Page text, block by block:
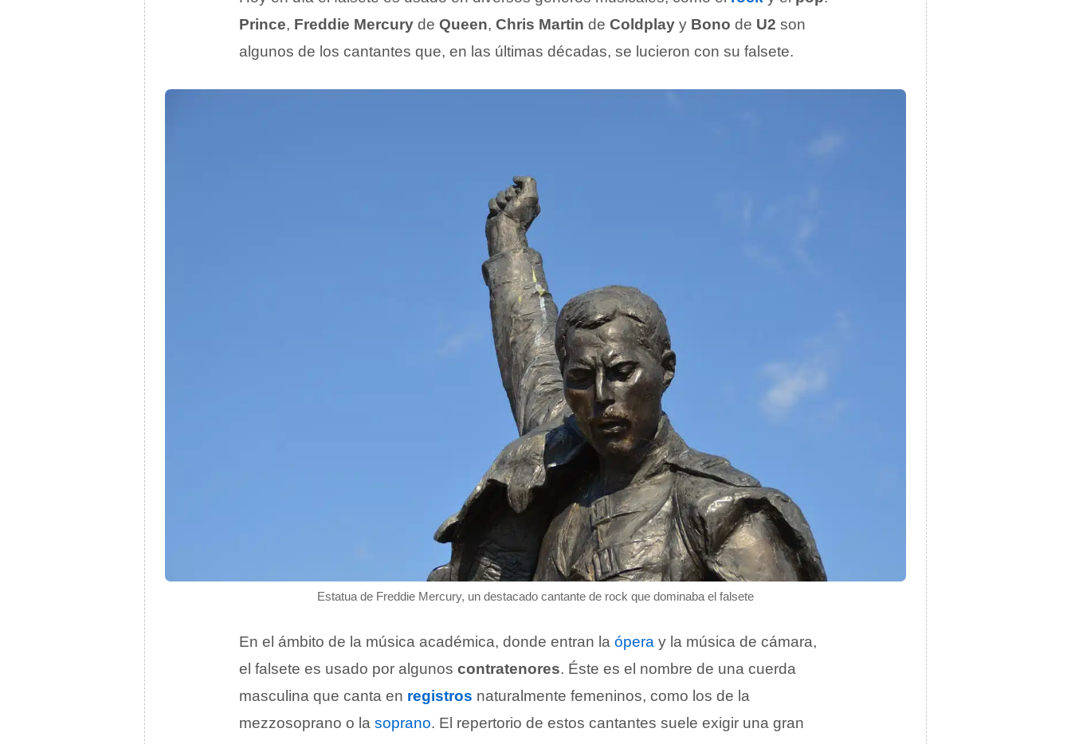
Prince, Freddie Mercury de Queen, Chris Martin de Coldplay y Bono de U2 son
algunos de los cantantes que, en las últimas décadas, se lucieron con su falsete.
Estatua de Freddie Mercury, un destacado cantante de rock que dominaba el falsete
En el ámbito de la música académica, donde entran la ópera y la música de cámara,
el falsete es usado por algunos contratenores. Éste es el nombre de una cuerda
masculina que canta en registros naturalmente femeninos, como los de la
mezzosoprano o la soprano. El repertorio de estos cantantes suele exigir una gran